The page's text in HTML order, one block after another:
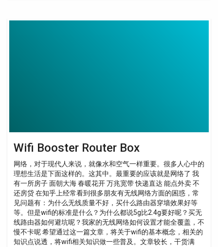
Wifi Booster Router Box
网络，对于现代人来说，就像水和空气一样重要。很多人心中的
理想生活是下面这样的。这其中。最重要的应该就是网络了 我
有一所房子 面朝大海 春暖花开 万兆宽带 快递直达 能点外卖 不
还房贷 在知乎上经常看到很多朋友有无线网络方面的困惑，常
见问题有：为什么无线质量不好，买什么路由器穿墙效果好等
等。但是wifi的标准是什么？为什么都说5g比2.4g要好呢？买无
线路由器如何避坑呢？我家的无线网络如何设置才能全覆盖，不
慢不卡呢 希望通过这一篇文章，将关于wifi的基本概念，相关的
知识点说透，将wifi相关知识做一些普及。文章较长，干货满
Wifi